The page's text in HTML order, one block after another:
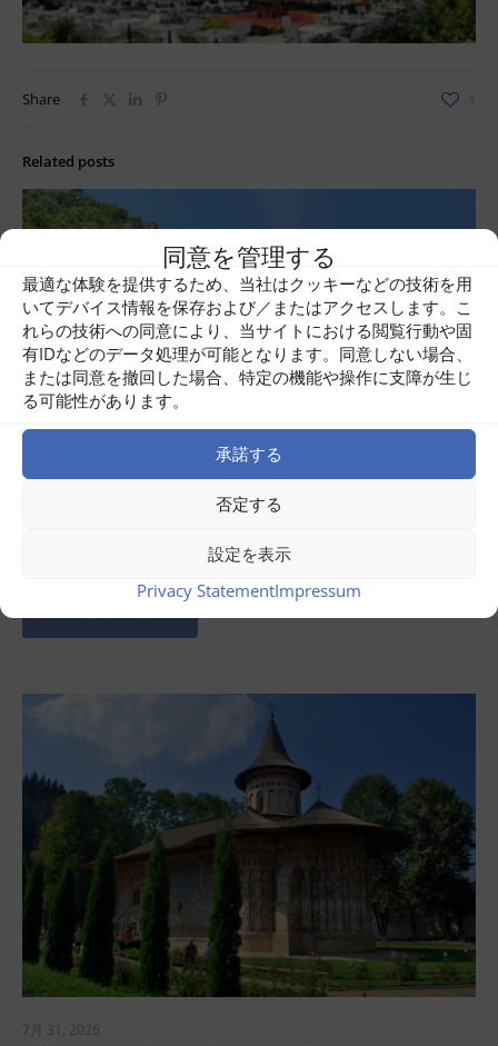
同意を管理する
最適な体験を提供するため、当社はクッキーなどの技術を用
いてデバイス情報を保存および／またはアクセスします。こ
れらの技術への同意により、当サイトにおける閲覧行動や固
有IDなどのデータ処理が可能となります。同意しない場合、
または同意を撤回した場合、特定の機能や操作に支障が生じ
る可能性があります。
承諾する
否定する
設定を表示
Privacy StatementImpressum
Share
Related posts
ルーマニア・バナト周遊ツアー
7月 31, 2026